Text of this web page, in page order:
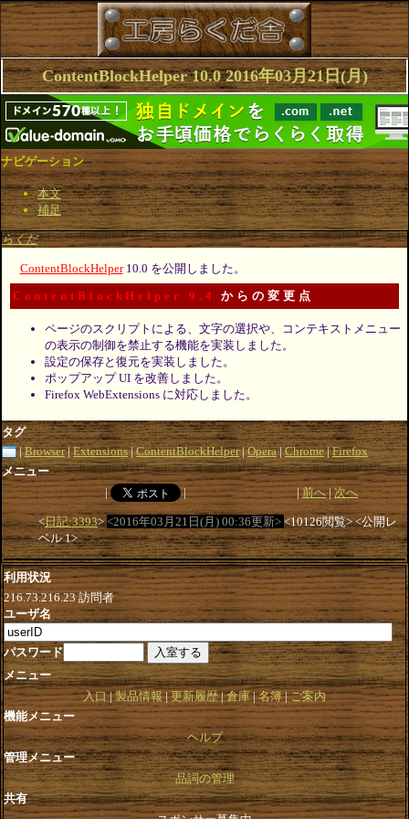
ContentBlockHelper 10.0 2016年03月21日(月)
ナビゲーション
本文
補足
らくだ
ContentBlockHelper10.0 を公開しました。
ContentBlockHelper 9.4 からの変更点
ページのスクリプトによる、文字の選択や、コンテキストメニュー
の表示の制御を禁止する機能を実装しました。
設定の保存と復元を実装しました。
ポップアップ UI を改善しました。
Firefox WebExtensions に対応しました。
タグ
Browser Extensions ContentBlockHelper Opera Chrome Firefox
メニュー
前へ 次へ
日記:3393 2016年03月21日(月) 00:36更新 10126閲覧
公開レ
ベル 1
利用状況
216.73.216.23訪問者
ユーザ名
パスワード
メニュー
入口 製品情報 更新履歴 倉庫 名簿 ご案内
機能メニュー
ヘルプ
管理メニュー
品詞の管理
共有